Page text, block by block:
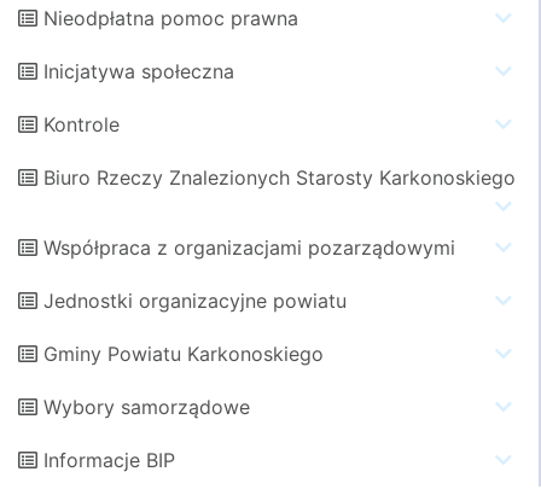
Nieodpłatna pomoc prawna
Inicjatywa społeczna
Kontrole
Biuro Rzeczy Znalezionych Starosty Karkonoskiego
Współpraca z organizacjami pozarządowymi
Jednostki organizacyjne powiatu
Gminy Powiatu Karkonoskiego
Wybory samorządowe
Informacje BIP